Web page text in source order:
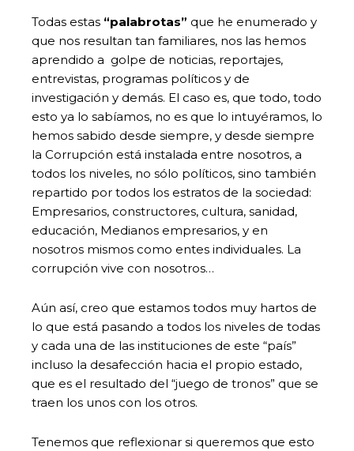
Todas estas “palabrotas” que he enumerado y
que nos resultan tan familiares, nos las hemos
aprendido a golpe de noticias, reportajes,
entrevistas, programas políticos y de
investigación y demás. El caso es, que todo, todo
esto ya lo sabíamos, no es que lo intuyéramos, lo
hemos sabido desde siempre, y desde siempre
la Corrupción está instalada entre nosotros, a
todos los niveles, no sólo políticos, sino también
repartido por todos los estratos de la sociedad:
Empresarios, constructores, cultura, sanidad,
educación, Medianos empresarios, y en
nosotros mismos como entes individuales. La
corrupción vive con nosotros…
Aún así, creo que estamos todos muy hartos de
lo que está pasando a todos los niveles de todas
y cada una de las instituciones de este “país”
incluso la desafección hacia el propio estado,
que es el resultado del “juego de tronos” que se
traen los unos con los otros.
Tenemos que reflexionar si queremos que esto